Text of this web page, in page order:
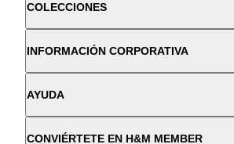
COLECCIONES
INFORMACIÓN CORPORATIVA
AYUDA
CONVIÉRTETE EN H&M MEMBER